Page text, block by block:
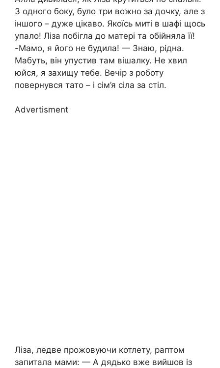
З одного боку, було три вожно за дочку, але з
іншого – дуже цікаво. Якоїсь миті в шафі щось
упало! Ліза побігла до матері та обійняла її!
-Мамо, я його не будила! — Знаю, рідна.
Мабуть, він упустив там вішалку. Не хвил
юйся, я захищу тебе. Вечір з роботу
повернувся тато – і сім’я сіла за стіл.
Advertisment
Ліза, ледве прожовуючи котлету, раптом
запитала мами: — А дядько вже вийшов із